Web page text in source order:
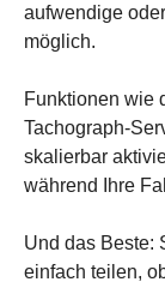
aufwendige
möglich.
Funktionen wie
Tachograph-
skalierbar
während Ihre
Und das Beste:
einfach teilen,